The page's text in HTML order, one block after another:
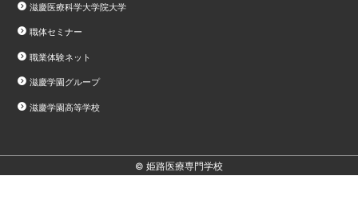
滋慶医療科学大学院大学
職体セミナー
職業体験ネット
滋慶学園グループ
滋慶学園高等学校
© 姫路医療専門学校